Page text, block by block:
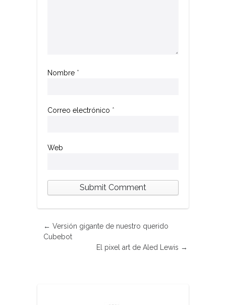
Nombre *
Correo electrónico *
Web
← Versión gigante de nuestro querido
Cubebot
El pixel art de Aled Lewis →